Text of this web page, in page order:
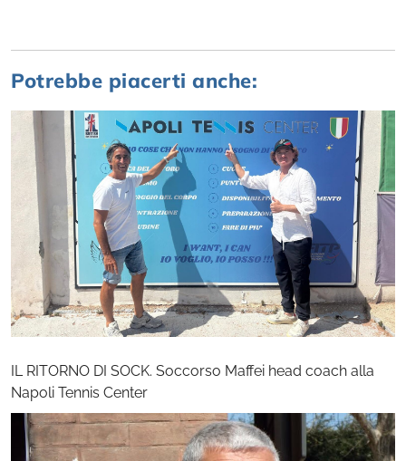
Potrebbe piacerti anche:
IL RITORNO DI SOCK. Soccorso Maffei head coach alla
Napoli Tennis Center